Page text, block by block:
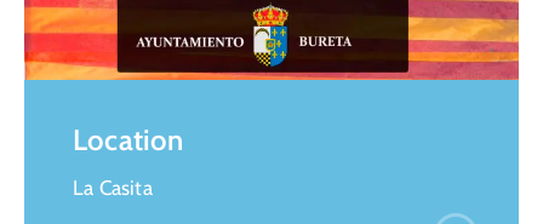
Location
La Casita